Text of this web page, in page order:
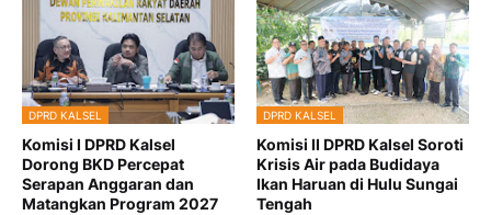
DPRD KALSEL
Komisi I DPRD Kalsel
Dorong BKD Percepat
Serapan Anggaran dan
Matangkan Program 2027
DPRD KALSEL
Komisi II DPRD Kalsel Soroti
Krisis Air pada Budidaya
Ikan Haruan di Hulu Sungai
Tengah